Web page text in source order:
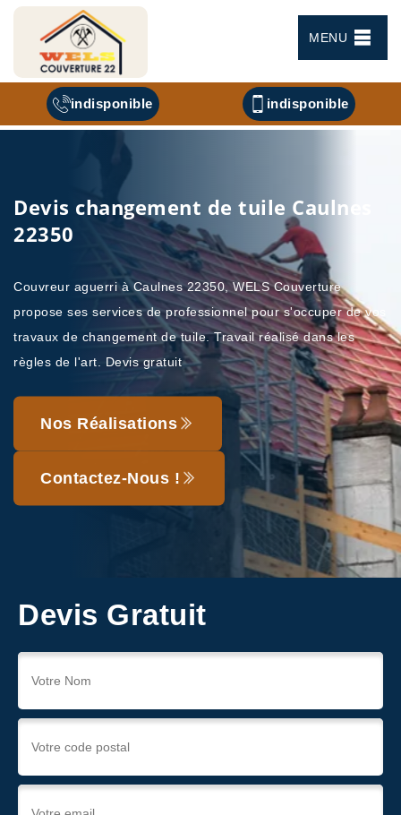
MENU
indisponible indisponible
Devis changement de tuile Caulnes
22350
Couvreur aguerri à Caulnes 22350, WELS Couverture
propose ses services de professionnel pour s'occuper de vos
travaux de changement de tuile. Travail réalisé dans les
règles de l'art. Devis gratuit
Nos Réalisations
Contactez-Nous !
Devis Gratuit